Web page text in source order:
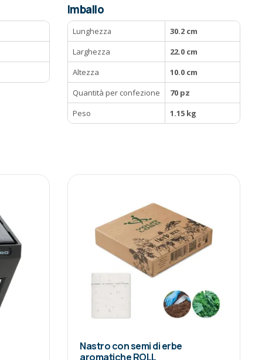
Imballo
Lunghezza
30.2 cm
Larghezza
22.0 cm
Altezza
10.0 cm
Quantità per confezione
70 pz
Peso
1.15 kg
Nastro con semi di erbe
aromatiche ROLL